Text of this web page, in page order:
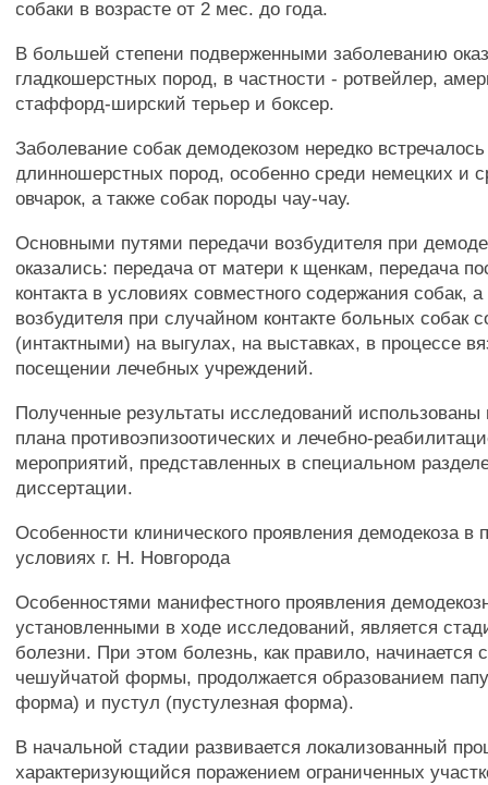
собаки в возрасте от 2 мес. до года.
В большей степени подверженными заболеванию
гладкошерстных пород, в частности - ротвейлер,
стаффорд-ширский терьер и боксер.
Заболевание собак демодекозом нередко
длинношерстных пород, особенно среди немецких и
овчарок, а также собак породы чау-чау.
Основными путями передачи возбудителя при
оказались: передача от матери к щенкам, передача
контакта в условиях совместного содержания собак,
возбудителя при случайном контакте больных собак
(интактными) на выгулах, на выставках, в процессе
посещении лечебных учреждений.
Полученные результаты исследований использованы
плана противоэпизоотических и лечебно-
мероприятий, представленных в специальном
диссертации.
Особенности клинического проявления демодекоза в
условиях г. Н. Новгорода
Особенностями манифестного проявления
установленными в ходе исследований, является
болезни. При этом болезнь, как правило, начинается
чешуйчатой формы, продолжается образованием
форма) и пустул (пустулезная форма).
В начальной стадии развивается локализованный
характеризующийся поражением ограниченных